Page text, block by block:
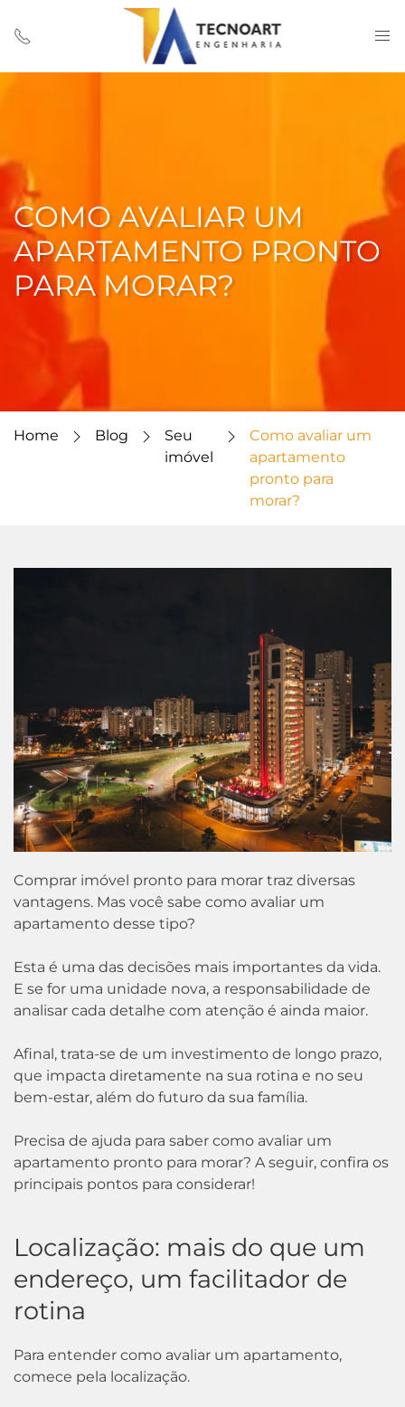
COMO AVALIAR UM
APARTAMENTO PRONTO
PARA MORAR?
Home Blog
Seu
imóvel
Como avaliar um
apartamento
pronto para
morar?
Comprar imóvel pronto para morar traz diversas
vantagens. Mas você sabe como avaliar um
apartamento desse tipo?
Esta é uma das decisões mais importantes da vida.
E se for uma unidade nova, a responsabilidade de
analisar cada detalhe com atenção é ainda maior.
Afinal, trata-se de um investimento de longo prazo,
que impacta diretamente na sua rotina e no seu
bem-estar, além do futuro da sua família.
Precisa de ajuda para saber como avaliar um
apartamento pronto para morar? A seguir, confira os
principais pontos para considerar!
Localização: mais do que um
endereço, um facilitador de
rotina
Para entender como avaliar um apartamento,
comece pela localização.